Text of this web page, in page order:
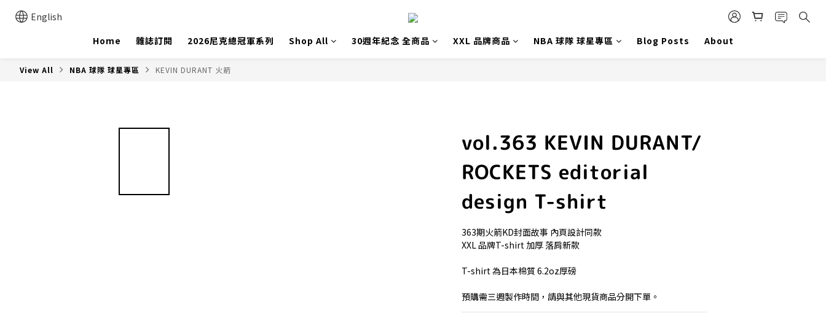
English
Home
雜誌訂閱 2026尼克總冠軍系列 Shop All 30週年紀念 全商品 XXL 品牌商品 NBA 球隊 球星專區 Blog Posts About
View All NBA 球隊 球星專區 KEVIN DURANT 火箭
vol.363 KEVIN DURANT/
ROCKETS editorial
design T-shirt
363期火箭KD封面故事 內頁設計同款
XXL 品牌T-shirt 加厚 落肩新款
T-shirt 為日本棉質 6.2oz厚磅
預購需三週製作時間，請與其他現貨商品分開下單。